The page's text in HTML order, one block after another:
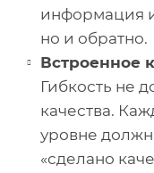
информация
но и обратно.
Встроенное
Гибкость не
качества.
уровне
«сделано